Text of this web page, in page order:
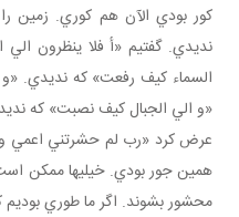
کور بودي الآن هم کوري. زمين
نديدي. گفتيم «أ فلا ينظرون
السماء کيف رفعت» که نديدي.
«و الي الجبال کيف نصبت» که
عرض کرد «رب لم حشرتني اعمي
همين جور بودي. خيلي ها ممکن
محشور بشوند. اگر ما طوري بوديم